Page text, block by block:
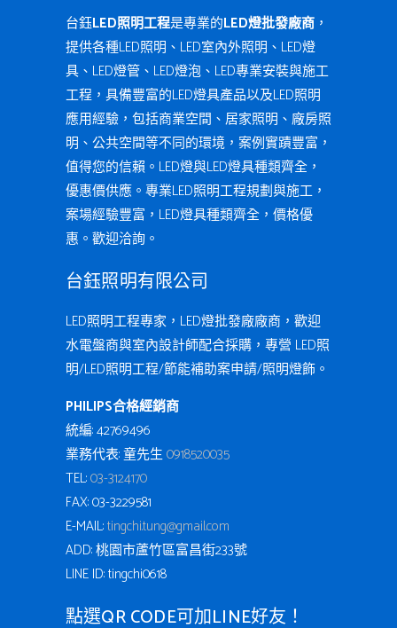
台鈺LED照明工程是專業的LED燈批發廠商 ，
提供各種LED照明、LED室內外照明、LED燈
具、LED燈管、LED燈泡、LED專業安裝與施工
工程，具備豐富的LED燈具產品以及LED照明
應用經驗，包括商業空間、居家照明、廠房照
明、公共空間等不同的環境，案例實蹟豐富，
值得您的信賴。LED燈與LED燈具種類齊全，
優惠價供應。專業LED照明工程規劃與施工，
案場經驗豐富，LED燈具種類齊全，價格優
惠。歡迎洽詢。
台鈺照明有限公司
LED照明工程專家，LED燈批發廠廠商，歡迎
水電盤商與室內設計師配合採購，專營 LED照
明/LED照明工程/節能補助案申請/照明燈飾。
PHILIPS合格經銷商
統編: 42769496
業務代表: 童先生0918520035
TEL:03-3124170
FAX: 03-3229581
E-MAIL:tingchi.tung@gmail.com
ADD: 桃園市蘆竹區富昌街233號
LINE ID: tingchi0618
點選QR CODE可加LINE好友！